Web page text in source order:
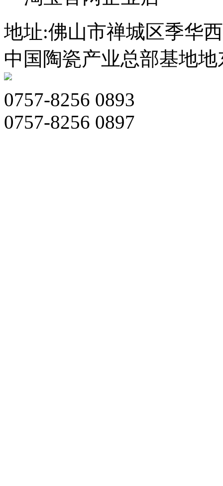
地址:佛山市禅城区季华
中国陶瓷产业总部基地
0757-8256 0893
0757-8256 0897